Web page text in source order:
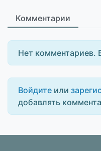
Комментарии
Нет комментариев.
Войдите или
добавлять